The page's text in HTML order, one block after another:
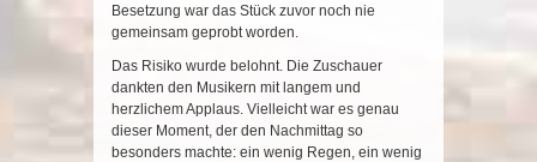
Besetzung war das Stück zuvor noch nie
gemeinsam geprobt worden.
Das Risiko wurde belohnt. Die Zuschauer
dankten den Musikern mit langem und
herzlichem Applaus. Vielleicht war es genau
dieser Moment, der den Nachmittag so
besonders machte: ein wenig Regen, ein wenig